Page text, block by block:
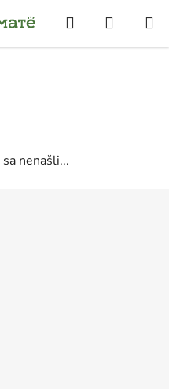
Hľadať
KOŠÍK
sa nenašli...